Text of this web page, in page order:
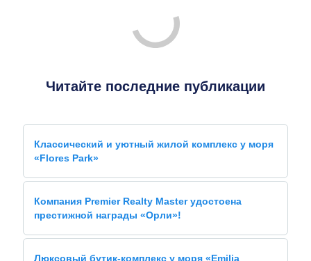
Читайте последние публикации
Классический и уютный жилой комплекс у моря
«Flores Park»
Компания Premier Realty Master удостоена
престижной награды «Орли»!
Люксовый бутик-комплекс у моря «Emilia